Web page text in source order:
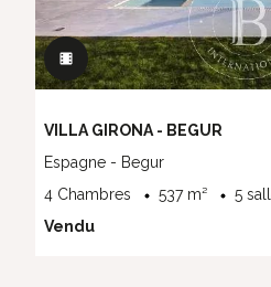
VILLA GIRONA - BEGUR
Espagne - Begur
4 Chambres
537 m²
5
Vendu